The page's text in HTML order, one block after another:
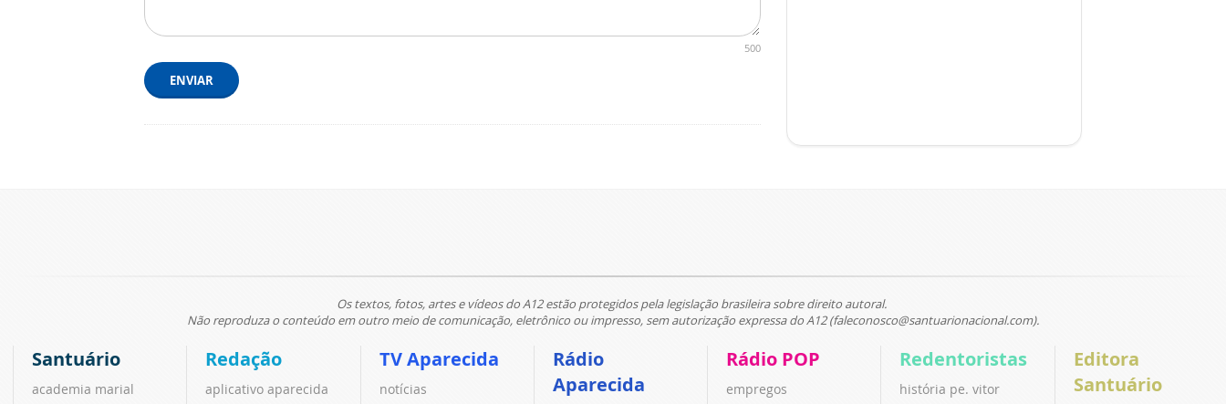
500
ENVIAR
Os textos, fotos, artes e vídeos do A12 estão protegidos pela legislação brasileira sobre direito autoral.
Não reproduza o conteúdo em outro meio de comunicação, eletrônico ou impresso, sem autorização expressa do A12 (faleconosco@santuarionacional.com).
Santuário
academia marial
Redação
aplicativo aparecida
TV Aparecida
notícias
Rádio
Aparecida
Rádio POP
empregos
Redentoristas
história pe. vitor
Editora
Santuário